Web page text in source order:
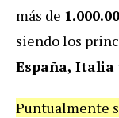
más de
siendo los
España, Italia
Puntualmente